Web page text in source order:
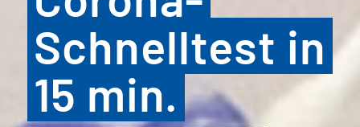
Schnelltest in
15 min.